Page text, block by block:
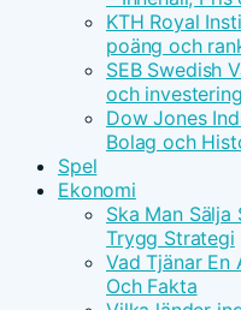
KTH Royal
poäng och
SEB Swedish
och investering
Dow Jones
Bolag och
Spel
Ekonomi
Ska Man Sälja
Trygg Strategi
Vad Tjänar
Och Fakta